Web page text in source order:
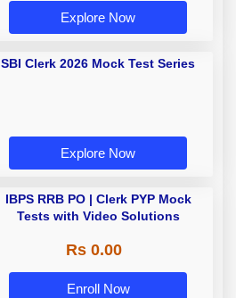
Explore Now
SBI Clerk 2026 Mock Test Series
Explore Now
IBPS RRB PO | Clerk PYP Mock
Tests with Video Solutions
Rs 0.00
Enroll Now